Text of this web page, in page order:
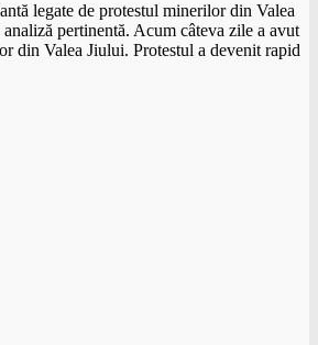
legate de protestul minerilor din Valea
pertinentă. Acum câteva zile a avut
din Valea Jiului. Protestul a devenit rapid